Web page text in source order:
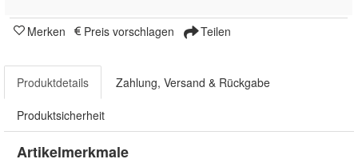
Merken Preis vorschlagen Teilen
Produktdetails Zahlung, Versand & Rückgabe
Produktsicherheit
Artikelmerkmale